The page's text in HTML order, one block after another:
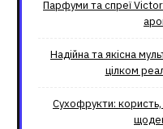
Парфуми та спреї
Надійна та якісна
цілком
Сухофрукти: користь,